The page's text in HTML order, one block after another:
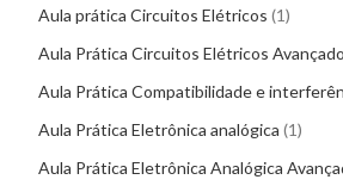
Aula prática Circuitos Elétricos 1
Aula Prática Circuitos Elétricos
Aula Prática Compatibilidade e
Aula Prática Eletrônica analógica 1
Aula Prática Eletrônica Analógica